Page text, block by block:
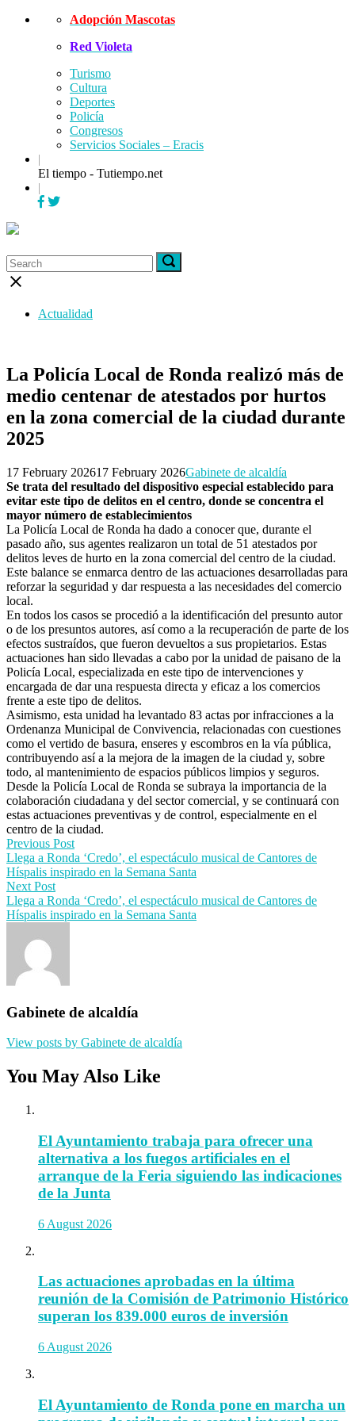
Skip
Adopción Mascotas
Red Violeta
Turismo
Cultura
Deportes
Policía
Congresos
Servicios Sociales – Eracis
|
El tiempo - Tutiempo.net
|
Menu
Search
for:
Search
for:
Search
Close
Actualidad
La Policía Local de Ronda realizó más de
medio centenar de atestados por hurtos
en la zona comercial de la ciudad durante
2025
17 February 202617 February 2026Gabinete de alcaldía
Se trata del resultado del dispositivo especial establecido para
evitar este tipo de delitos en el centro, donde se concentra el
mayor número de establecimientos
La Policía Local de Ronda ha dado a conocer que, durante el
pasado año, sus agentes realizaron un total de 51 atestados por
delitos leves de hurto en la zona comercial del centro de la ciudad.
Este balance se enmarca dentro de las actuaciones desarrolladas para
reforzar la seguridad y dar respuesta a las necesidades del comercio
local.
En todos los casos se procedió a la identificación del presunto autor
o de los presuntos autores, así como a la recuperación de parte de los
efectos sustraídos, que fueron devueltos a sus propietarios. Estas
actuaciones han sido llevadas a cabo por la unidad de paisano de la
Policía Local, especializada en este tipo de intervenciones y
encargada de dar una respuesta directa y eficaz a los comercios
frente a este tipo de delitos.
Asimismo, esta unidad ha levantado 83 actas por infracciones a la
Ordenanza Municipal de Convivencia, relacionadas con cuestiones
como el vertido de basura, enseres y escombros en la vía pública,
contribuyendo así a la mejora de la imagen de la ciudad y, sobre
todo, al mantenimiento de espacios públicos limpios y seguros.
Desde la Policía Local de Ronda se subraya la importancia de la
colaboración ciudadana y del sector comercial, y se continuará con
estas actuaciones preventivas y de control, especialmente en el
centro de la ciudad.
Post
navigation
Previous Post
Llega a Ronda ‘Credo’, el espectáculo musical de Cantores de
Híspalis inspirado en la Semana Santa
Next Post
Llega a Ronda ‘Credo’, el espectáculo musical de Cantores de
Híspalis inspirado en la Semana Santa
Gabinete de alcaldía
View posts by Gabinete de alcaldía
You May Also Like
El Ayuntamiento trabaja para ofrecer una
alternativa a los fuegos artificiales en el
arranque de la Feria siguiendo las indicaciones
de la Junta
6 August 2026
Las actuaciones aprobadas en la última
reunión de la Comisión de Patrimonio Histórico
superan los 839.000 euros de inversión
6 August 2026
El Ayuntamiento de Ronda pone en marcha un